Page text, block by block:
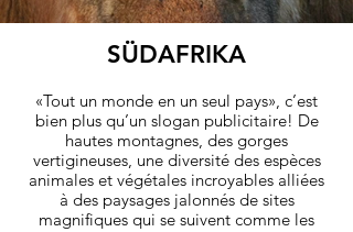
SÜDAFRIKA
«Tout un monde en un seul pays», c’est
bien plus qu’un slogan publicitaire! De
hautes montagnes, des gorges
vertigineuses, une diversité des espèces
animales et végétales incroyables alliées
à des paysages jalonnés de sites
magnifiques qui se suivent comme les